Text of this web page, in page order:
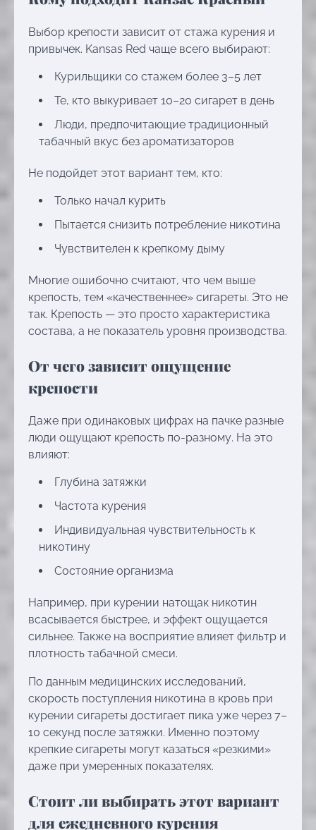
Выбор крепости зависит от стажа курения и
привычек. Kansas Red чаще всего выбирают:
Курильщики со стажем более 3–5 лет
Те, кто выкуривает 10–20 сигарет в день
Люди, предпочитающие традиционный
табачный вкус без ароматизаторов
Не подойдет этот вариант тем, кто:
Только начал курить
Пытается снизить потребление никотина
Чувствителен к крепкому дыму
Многие ошибочно считают, что чем выше
крепость, тем «качественнее» сигареты. Это не
так. Крепость — это просто характеристика
состава, а не показатель уровня производства.
От чего зависит ощущение
крепости
Даже при одинаковых цифрах на пачке разные
люди ощущают крепость по-разному. На это
влияют:
Глубина затяжки
Частота курения
Индивидуальная чувствительность к
никотину
Состояние организма
Например, при курении натощак никотин
всасывается быстрее, и эффект ощущается
сильнее. Также на восприятие влияет фильтр и
плотность табачной смеси.
По данным медицинских исследований,
скорость поступления никотина в кровь при
курении сигареты достигает пика уже через 7–
10 секунд после затяжки. Именно поэтому
крепкие сигареты могут казаться «резкими»
даже при умеренных показателях.
Стоит ли выбирать этот вариант
для ежедневного курения